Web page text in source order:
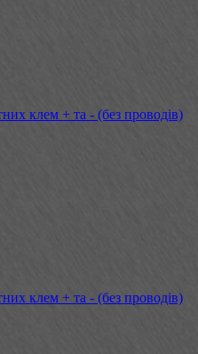
клем + та - (без проводів)
клем + та - (без проводів)